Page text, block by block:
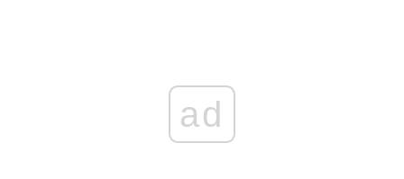
ad